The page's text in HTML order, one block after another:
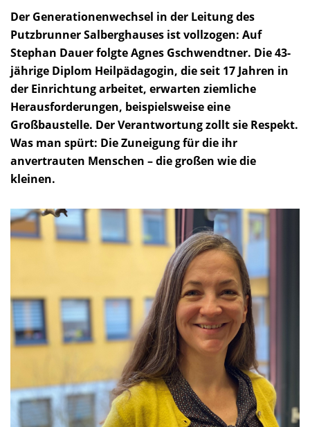
Der Generationenwechsel in der Leitung des
Putzbrunner Salberghauses ist vollzogen: Auf
Stephan Dauer folgte Agnes Gschwendtner. Die 43-
jährige Diplom Heilpädagogin, die seit 17 Jahren in
der Einrichtung arbeitet, erwarten ziemliche
Herausforderungen, beispielsweise eine
Großbaustelle. Der Verantwortung zollt sie Respekt.
Was man spürt: Die Zuneigung für die ihr
anvertrauten Menschen – die großen wie die
kleinen.